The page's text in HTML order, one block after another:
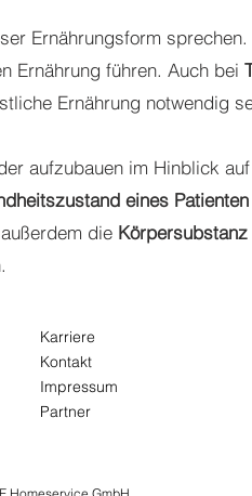
Ernährungsform sprechen.
Ernährung führen. Auch bei
Ernährung notwendig
aufzubauen im Hinblick
eines
die
Karriere
Kontakt
Impressum
Partner